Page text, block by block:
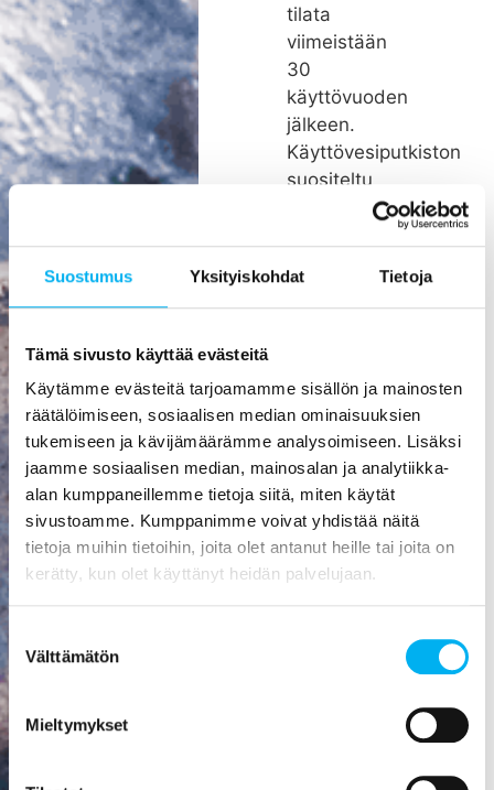
Suostumus Yksityiskohdat Tietoja
Tämä sivusto käyttää evästeitä
Käytämme evästeitä tarjoamamme sisällön ja mainosten
räätälöimiseen, sosiaalisen median ominaisuuksien
tukemiseen ja kävijämäärämme analysoimiseen. Lisäksi
jaamme sosiaalisen median, mainosalan ja analytiikka-
alan kumppaneillemme tietoja siitä, miten käytät
sivustoamme. Kumppanimme voivat yhdistää näitä
tietoja muihin tietoihin, joita olet antanut heille tai joita on
kerätty, kun olet käyttänyt heidän palvelujaan.
valinta
Välttämätön
Mieltymykset
tilata
viimeistään
30
käyttövuoden
jälkeen.
Käyttövesiputkiston
suositeltu
remonttiväli
Rakenteiden
pienikin
vuoto voi
aiheuttaa
mittavat
kosteusvauriot,
kuten
vesivahingon
homehtumisen.